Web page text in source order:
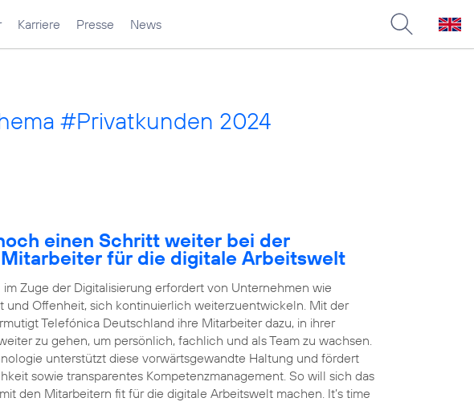
Karriere Presse News
#Privatkunden 2024
einen Schritt weiter bei der
für die digitale Arbeitswelt
Zuge der Digitalisierung erfordert von Unternehmen wie
und Offenheit, sich kontinuierlich weiterzuentwickeln. Mit der
Telefónica Deutschland ihre Mitarbeiter dazu, in ihrer
zu gehen, um persönlich, fachlich und als Team zu wachsen.
unterstützt diese vorwärtsgewandte Haltung und fördert
sowie transparentes Kompetenzmanagement. So will sich das
den Mitarbeitern fit für die digitale Arbeitswelt machen. It’s time